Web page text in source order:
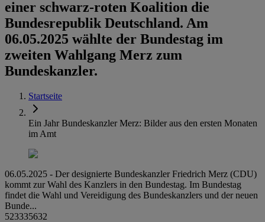
einer schwarz-roten Koalition die
Bundesrepublik Deutschland. Am
06.05.2025 wählte der Bundestag im
zweiten Wahlgang Merz zum
Bundeskanzler.
Startseite
Ein Jahr Bundeskanzler Merz: Bilder aus den ersten Monaten
im Amt
06.05.2025 - Der designierte Bundeskanzler Friedrich Merz (CDU)
kommt zur Wahl des Kanzlers in den Bundestag. Im Bundestag
findet die Wahl und Vereidigung des Bundeskanzlers und der neuen
Bunde...
523335632